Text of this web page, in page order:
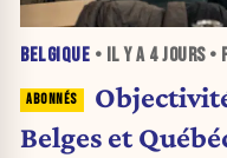
BELGIQUE • IL Y A 4 JOURS•
Belges et